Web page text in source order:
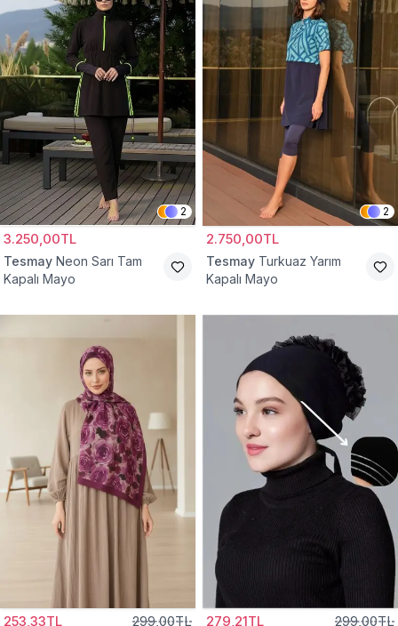
2
3.250,00TL
Tesmay Neon Sarı Tam
Kapalı Mayo
2
2.750,00TL
Tesmay Turkuaz Yarım
Kapalı Mayo
253,33TL 299,00TL 279,21TL 299,00TL